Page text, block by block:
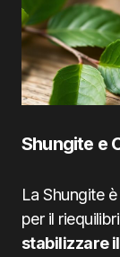
Shungite e
La Shungite
per il
stabilizzare